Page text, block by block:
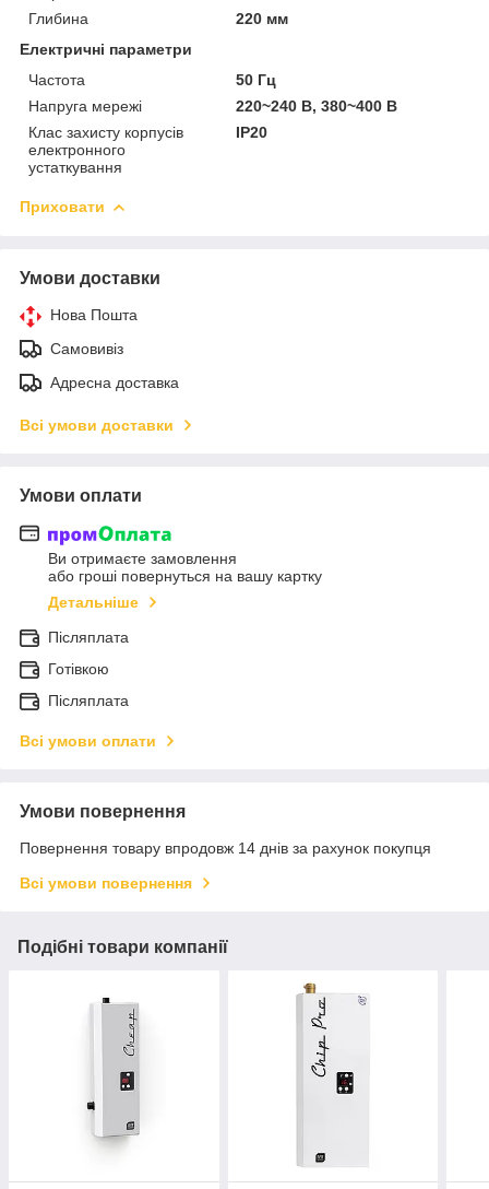
Глибина
220 мм
Електричні параметри
Частота
50 Гц
Напруга мережі
220~240 В, 380~400 В
Клас захисту корпусів
електронного
устаткування
IP20
Приховати
Умови доставки
Нова Пошта
Самовивіз
Адресна доставка
Всі умови доставки
Умови оплати
Ви отримаєте замовлення
або гроші повернуться на вашу картку
Детальніше
Післяплата
Готівкою
Післяплата
Всі умови оплати
Умови повернення
Повернення товару впродовж 14 днів за рахунок покупця
Всі умови повернення
Подібні товари компанії